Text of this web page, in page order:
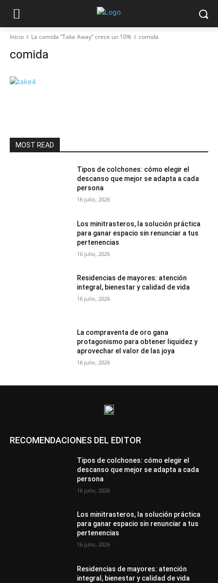
Inicio La comida “Take Away” crece un 10% comida
comida
MOST READ
Tipos de colchones: cómo elegir el
descanso que mejor se adapta a cada
persona
16 julio, 2026
Los minitrasteros, la solución práctica
para ganar espacio sin renunciar a tus
pertenencias
16 julio, 2026
Residencias de mayores: atención
integral, bienestar y calidad de vida
16 julio, 2026
La compraventa de oro gana
protagonismo para obtener liquidez y
aprovechar el valor de las joya
16 julio, 2026
RECOMENDACIONES DEL EDITOR
Tipos de colchones: cómo elegir el
descanso que mejor se adapta a cada
persona
16 julio, 2026
Los minitrasteros, la solución práctica
para ganar espacio sin renunciar a tus
pertenencias
16 julio, 2026
Residencias de mayores: atención
integral, bienestar y calidad de vida